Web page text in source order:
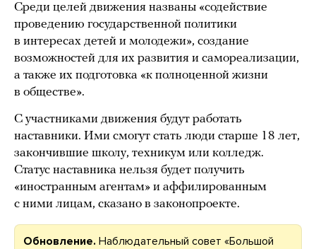
Среди целей движения названы «содействие
проведению государственной политики
в интересах детей и молодежи», создание
возможностей для их развития и самореализации,
а также их подготовка «к полноценной жизни
в обществе».
С участниками движения будут работать
наставники. Ими смогут стать люди старше 18 лет,
закончившие школу, техникум или колледж.
Статус наставника нельзя будет получить
«иностранным агентам» и аффилированным
с ними лицам, сказано в законопроекте.
Обновление. Наблюдательный совет «Большой